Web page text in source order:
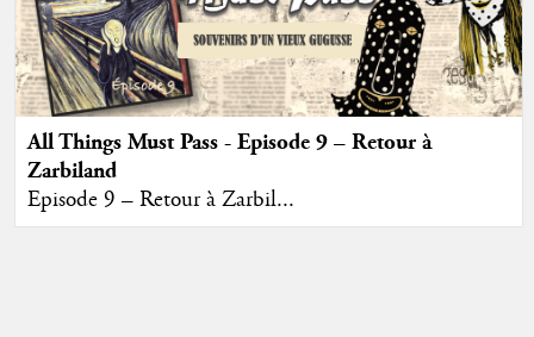
All Things Must Pass - Episode 9 – Retour à
Zarbiland
Episode 9 – Retour à Zarbil...